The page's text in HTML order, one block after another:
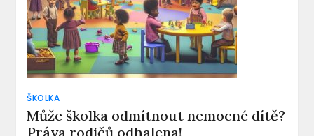
ŠKOLKA
Může školka odmítnout nemocné dítě?
Práva rodičů odhalena!